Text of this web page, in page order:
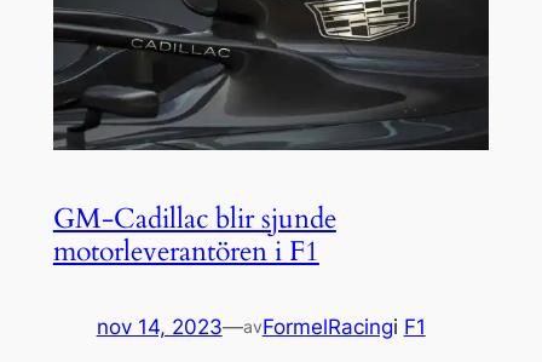
GM-Cadillac blir sjunde
motorleverantören i F1
nov 14, 2023—avFormelRacingi F1